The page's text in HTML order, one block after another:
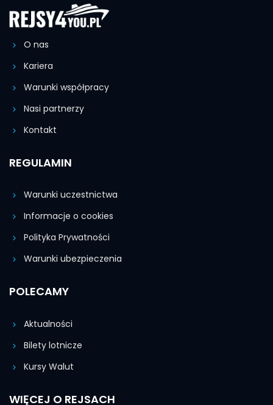
O nas
Kariera
Warunki współpracy
Nasi partnerzy
Kontakt
REGULAMIN
Warunki uczestnictwa
Informacje o cookies
Polityka Prywatności
Warunki ubezpieczenia
POLECAMY
Aktualności
Bilety lotnicze
Kursy Walut
WIĘCEJ O REJSACH